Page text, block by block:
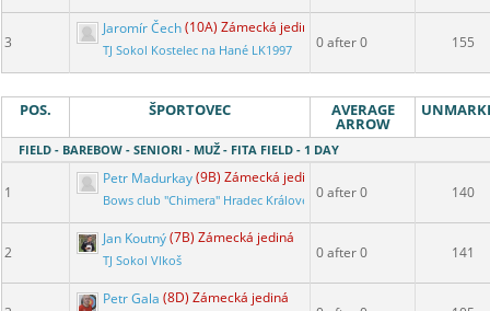
3
Jaromír Čech(10A) Zámecká jediná
TJ Sokol Kostelec na Hané LK1997 0 after 0 155
POS. ŠPORTOVEC AVERAGE
ARROW
FIELD - BAREBOW - SENIORI - MUŽ - FITA FIELD - 1 DAY
1
Petr Madurkay(9B) Zámecká jediná
Bows club "Chimera" Hradec Králové 0 after 0 140
2
Jan Koutný(7B) Zámecká jediná
TJ Sokol Vlkoš 0 after 0 141
Petr Gala (8D) Zámecká jediná